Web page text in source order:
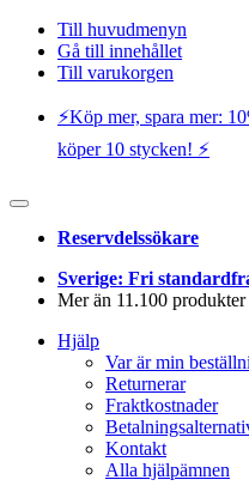
Till huvudmenyn
Gå till innehållet
Till varukorgen
⚡️Köp mer, spara mer:
köper 10 stycken! ⚡️
Reservdelssökare
Sverige: Fri
Mer än 11.100 produkter
Hjälp
Var är min
Returnerar
Fraktkostnader
Kontakt
Alla hjälpämnen